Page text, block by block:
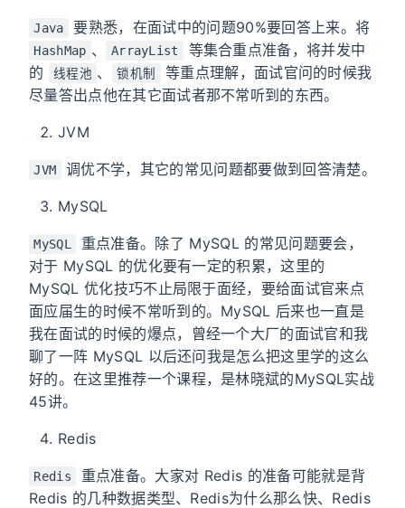
Java 要熟悉，在面试中的问题90%要回答上来。将
HashMap 、 ArrayList
等集合重点准备，将并发中
的
线程池 、 锁机制
等重点理解，面试官问的时候我
尽量答出点他在其它面试者那不常听到的东西。
JVM
JVM 调优不学，其它的常见问题都要做到回答清楚。
MySQL
MySQL
重点准备。除了 MySQL 的常见问题要会，
对于 MySQL 的优化要有一定的积累，这里的
MySQL 优化技巧不止局限于面经，要给面试官来点
面应届生的时候不常听到的。MySQL 后来也一直是
我在面试的时候的爆点，曾经一个大厂的面试官和我
聊了一阵 MySQL 以后还问我是怎么把这里学的这么
好的。在这里推荐一个课程，是林晓斌的MySQL实战
45讲。
Redis
Redis
重点准备。大家对 Redis 的准备可能就是背
Redis 的几种数据类型、Redis为什么那么快、Redis